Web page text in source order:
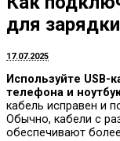
для
17.07.2025
Используйте
телефона и
кабель исправен и
Обычно, кабели с
обеспечивают